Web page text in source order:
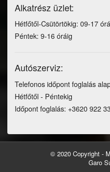
Alkatrész üzlet:
Hétfőtől-Csütörtökig: 09-17
Péntek: 9-16 óráig
Autószerviz:
Telefonos időpont foglalás
Hétfőtől - Péntekig
Időpont foglalás: +3620 922
© 2020 Copyright -
Garo